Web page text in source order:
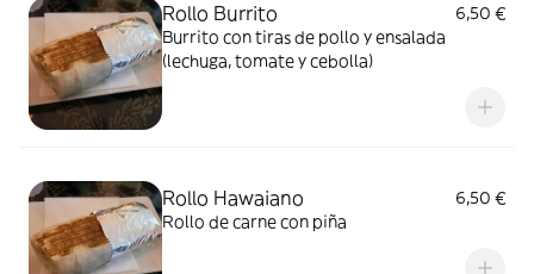
Rollo Burrito
6,50 €
Burrito con tiras de pollo y ensalada
(lechuga, tomate y cebolla)
Rollo Hawaiano
6,50 €
Rollo de carne con piña